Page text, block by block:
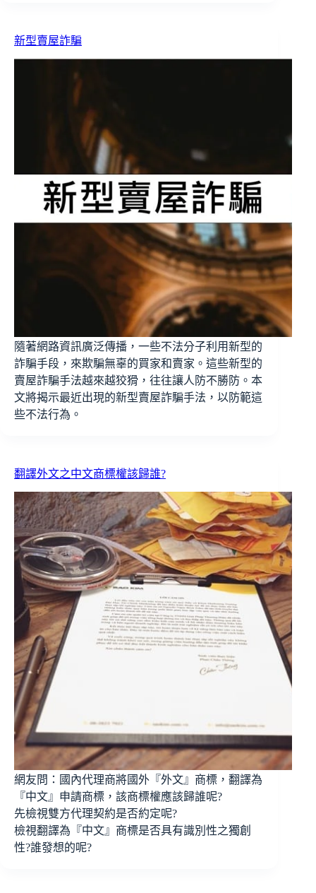
新型賣屋詐騙
隨著網路資訊廣泛傳播，一些不法分子利用新型的
詐騙手段，來欺騙無辜的買家和賣家。這些新型的
賣屋詐騙手法越來越狡猾，往往讓人防不勝防。本
文將揭示最近出現的新型賣屋詐騙手法，以防範這
些不法行為。
翻譯外文之中文商標權該歸誰?
網友問：國內代理商將國外『外文』商標，翻譯為
『中文』申請商標，該商標權應該歸誰呢?
先檢視雙方代理契約是否約定呢?
檢視翻譯為『中文』商標是否具有識別性之獨創
性?誰發想的呢?